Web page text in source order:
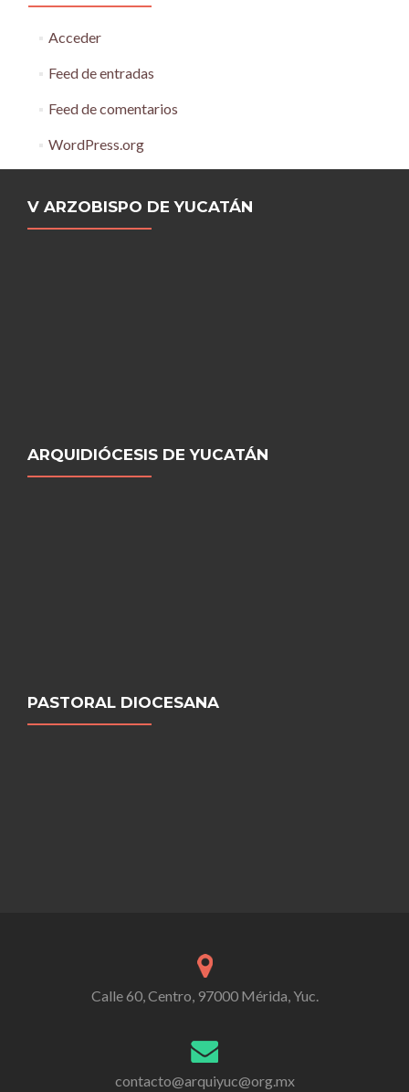
Acceder
Feed de entradas
Feed de comentarios
WordPress.org
V ARZOBISPO DE YUCATÁN
ARQUIDIÓCESIS DE YUCATÁN
PASTORAL DIOCESANA
Calle 60, Centro, 97000 Mérida, Yuc.
contacto@arquiyuc@org.mx